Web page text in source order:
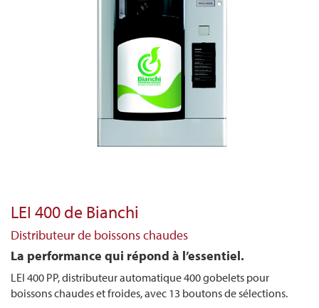
LEI 400 de Bianchi
Distributeur de boissons chaudes
La performance qui répond à l’essentiel.
LEI 400 PP, distributeur automatique 400 gobelets pour
boissons chaudes et froides, avec 13 boutons de sélections.